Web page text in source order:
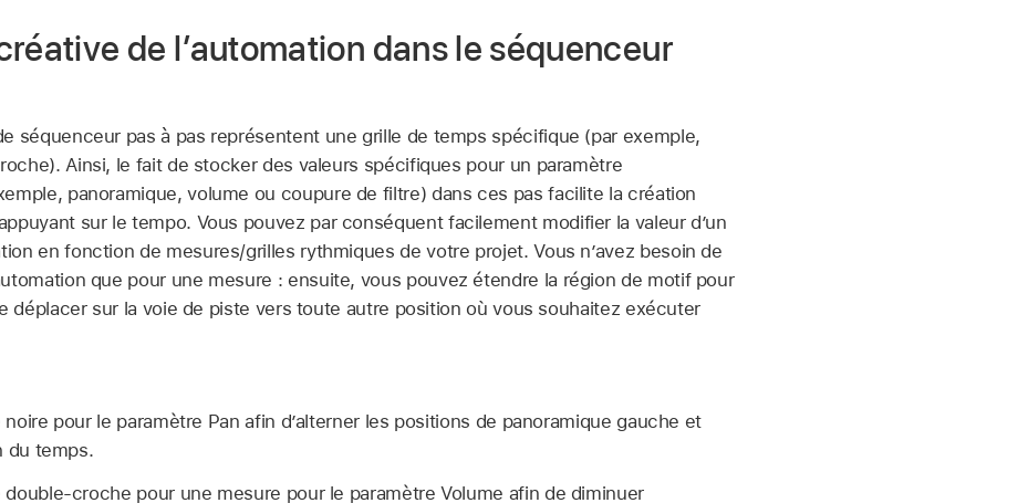
de l’automation dans le séquenceur
séquenceur pas à pas représentent une grille de temps spécifique (par exemple,
Ainsi, le fait de stocker des valeurs spécifiques pour un paramètre
panoramique, volume ou coupure de filtre) dans ces pas facilite la création
sur le tempo. Vous pouvez par conséquent facilement modifier la valeur d’un
en fonction de mesures/grilles rythmiques de votre projet. Vous n’avez besoin de
que pour une mesure : ensuite, vous pouvez étendre la région de motif pour
déplacer sur la voie de piste vers toute autre position où vous souhaitez exécuter
pour le paramètre Pan afin d’alterner les positions de panoramique gauche et
du temps.
double-croche pour une mesure pour le paramètre Volume afin de diminuer